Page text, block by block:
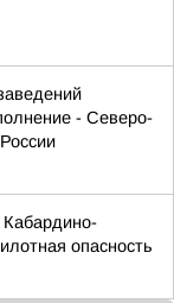
- Северо-
опасность